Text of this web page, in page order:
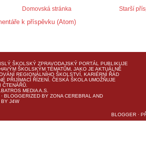
Starší
Domovská stránka
k příspěvku (Atom)
ŠKOLSKÝ ZPRAVODAJSKÝ PORTÁL PUBLIKUJE
ŠKOLSKÝM TÉMATŮM, JAKO JE AKTUÁLNĚ
REGIONÁLNÍHO ŠKOLSTVÍ, KARIÉRNÍ ŘÁD
PŘIJÍMACÍ ŘÍZENÍ. ČESKÁ ŠKOLA UMOŽŇUJE
ČTENÁŘŮ.
MEDIA A.S.
· BLOGGERIZED BY ZONA CEREBRAL AND
BY J4W
BLOGGER ·